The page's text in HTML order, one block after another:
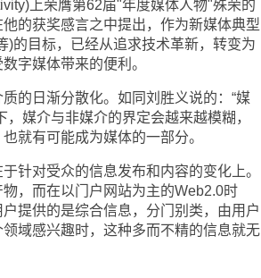
上荣膺第62届"年度媒体人物"殊荣的
的获奖感言之中提出，作为新媒体典型
)的目标，已经从追求技术革新，转变为
字媒体带来的便利。
日渐分散化。如同刘胜义说的：“媒
媒介与非媒介的界定会越来越模糊，
就有可能成为媒体的一部分。
对受众的信息发布和内容的变化上。
，而在以门户网站为主的Web2.0时
提供的是综合信息，分门别类，由用户
域感兴趣时，这种多而不精的信息就无